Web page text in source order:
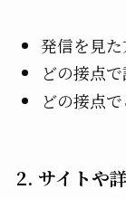
発信を見
どの接点
どの接点
2. サイトや